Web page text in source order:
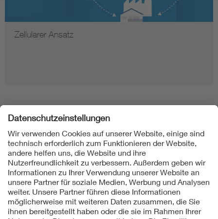
Zellularer Ansatz
Folgen Sie uns